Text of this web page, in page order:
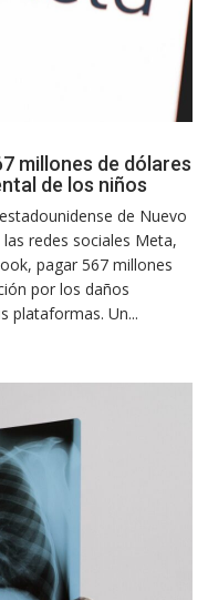
millones de dólares
de los niños
de Nuevo
redes sociales Meta,
pagar 567 millones
por los daños
plataformas. Un...